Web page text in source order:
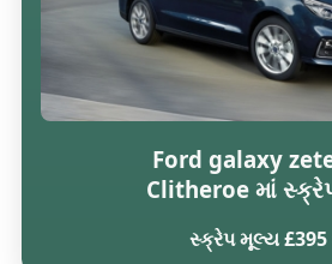
Ford galaxy
Clitheroe માં
સ્ક્રેપ મૂલ્ય